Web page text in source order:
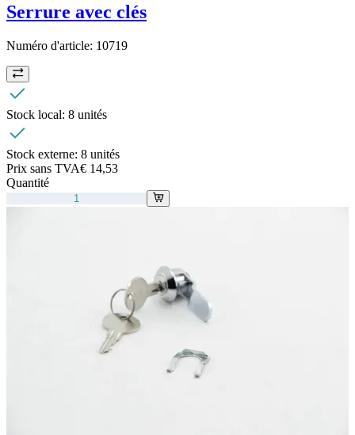
Serrure avec clés
Numéro d'article: 10719
Stock local: 8 unités
Stock externe: 8 unités
Prix sans TVA€ 14,53
Quantité